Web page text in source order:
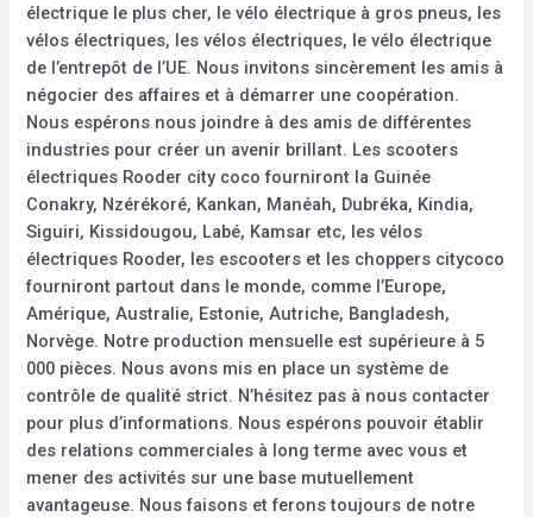
électrique le plus cher, le vélo électrique à gros pneus, les
vélos électriques, les vélos électriques, le vélo électrique
de l’entrepôt de l’UE. Nous invitons sincèrement les amis à
négocier des affaires et à démarrer une coopération.
Nous espérons nous joindre à des amis de différentes
industries pour créer un avenir brillant. Les scooters
électriques Rooder city coco fourniront la Guinée
Conakry, Nzérékoré, Kankan, Manéah, Dubréka, Kindia,
Siguiri, Kissidougou, Labé, Kamsar etc, les vélos
électriques Rooder, les escooters et les choppers citycoco
fourniront partout dans le monde, comme l’Europe,
Amérique, Australie, Estonie, Autriche, Bangladesh,
Norvège. Notre production mensuelle est supérieure à 5
000 pièces. Nous avons mis en place un système de
contrôle de qualité strict. N’hésitez pas à nous contacter
pour plus d’informations. Nous espérons pouvoir établir
des relations commerciales à long terme avec vous et
mener des activités sur une base mutuellement
avantageuse. Nous faisons et ferons toujours de notre